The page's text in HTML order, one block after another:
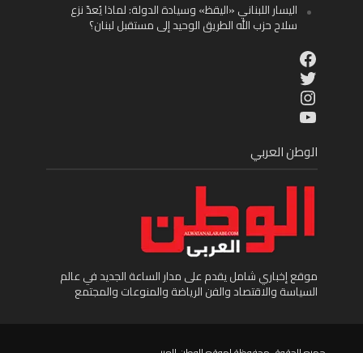
اليسار اللبناني «اليقظ» وسيادة الدولة: لماذا يُعدّ نزع
سلاح حزب الله الطريق الوحيد إلى مستقبل لبنان؟
Facebook
Twitter
Instagram
YouTube
الوطن العربي
موقع إخباري شامل يقدم على مدار الساعة الجديد في عالم
السياسة والاقتصاد والفن الرياضة والمنوعات والمجتمع